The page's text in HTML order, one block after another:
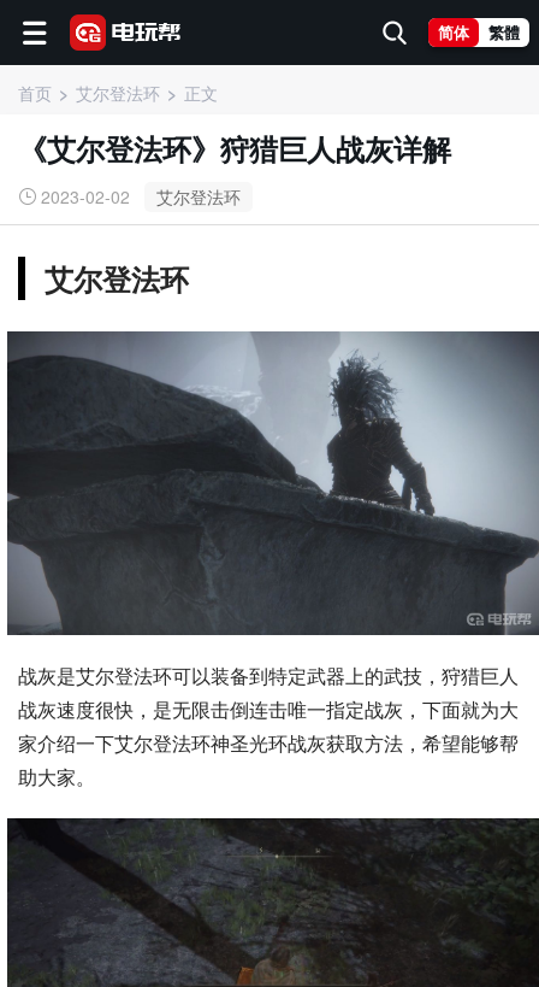
简体 繁體
首页 艾尔登法环 正文
《艾尔登法环》狩猎巨人战灰详解
2023-02-02 艾尔登法环
艾尔登法环
战灰是艾尔登法环可以装备到特定武器上的武技，狩猎巨人
战灰速度很快，是无限击倒连击唯一指定战灰，下面就为大
家介绍一下艾尔登法环神圣光环战灰获取方法，希望能够帮
助大家。